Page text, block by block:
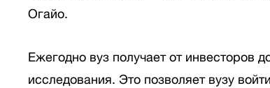
Огайо.
Ежегодно вуз получает от инвесторов
исследования. Это позволяет вузу